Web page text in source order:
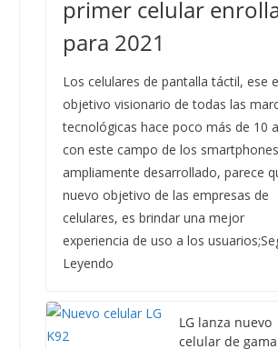
primer celular
para 2021
Los celulares de pantalla táctil, ese
objetivo visionario de todas las
tecnológicas hace poco más de 10
con este campo de los
ampliamente desarrollado, parece
nuevo objetivo de las empresas de
celulares, es brindar una mejor
experiencia de uso a los
Leyendo
LG lanza nuevo
celular de gama